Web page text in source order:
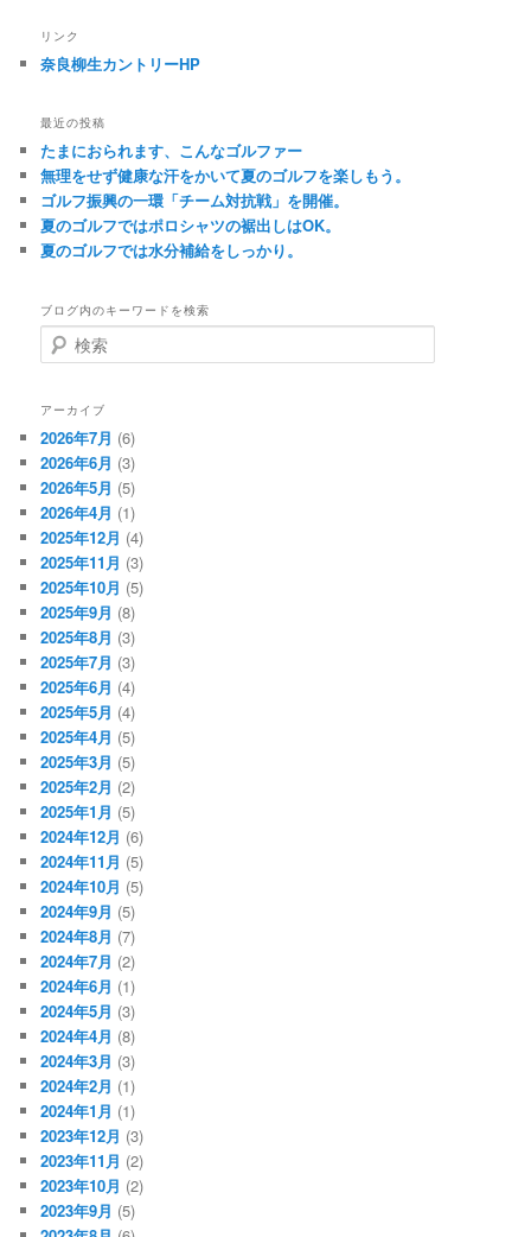
リンク
奈良柳生カントリーHP
最近の投稿
たまにおられます、こんなゴルファー
無理をせず健康な汗をかいて夏のゴルフを楽しもう。
ゴルフ振興の一環「チーム対抗戦」を開催。
夏のゴルフではポロシャツの裾出しはOK。
夏のゴルフでは水分補給をしっかり。
ブログ内のキーワードを検索
検
索
アーカイブ
2026年7月 (6)
2026年6月 (3)
2026年5月 (5)
2026年4月 (1)
2025年12月 (4)
2025年11月 (3)
2025年10月 (5)
2025年9月 (8)
2025年8月 (3)
2025年7月 (3)
2025年6月 (4)
2025年5月 (4)
2025年4月 (5)
2025年3月 (5)
2025年2月 (2)
2025年1月 (5)
2024年12月 (6)
2024年11月 (5)
2024年10月 (5)
2024年9月 (5)
2024年8月 (7)
2024年7月 (2)
2024年6月 (1)
2024年5月 (3)
2024年4月 (8)
2024年3月 (3)
2024年2月 (1)
2024年1月 (1)
2023年12月 (3)
2023年11月 (2)
2023年10月 (2)
2023年9月 (5)